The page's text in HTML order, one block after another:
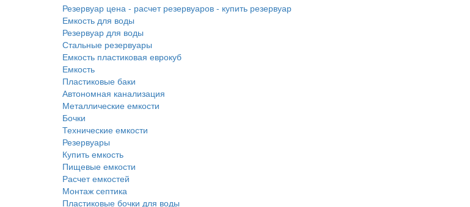
Резервуар цена - расчет резервуаров - купить резервуар
Емкость для воды
Резервуар для воды
Стальные резервуары
Емкость пластиковая еврокуб
Емкость
Пластиковые баки
Автономная канализация
Металлические емкости
Бочки
Технические емкости
Резервуары
Купить емкость
Пищевые емкости
Расчет емкостей
Монтаж септика
Пластиковые бочки для воды